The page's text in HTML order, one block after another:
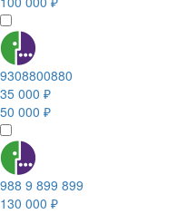
9308800880
35 000 ₽
50 000 ₽
988 9 899 899
130 000 ₽